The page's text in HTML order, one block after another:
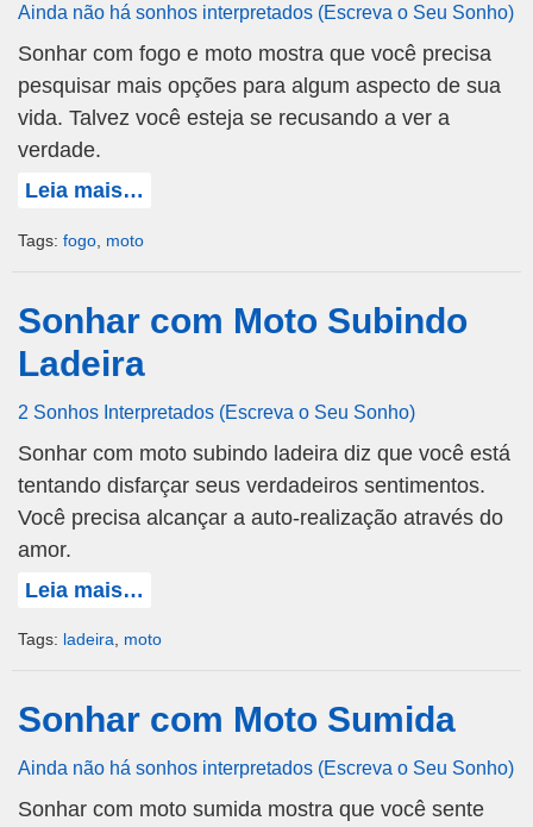
Ainda não há sonhos interpretados (Escreva o Seu Sonho)
Sonhar com fogo e moto mostra que você precisa
pesquisar mais opções para algum aspecto de sua
vida. Talvez você esteja se recusando a ver a
verdade.
Leia mais…
Tags: fogo moto
Sonhar com Moto Subindo
Ladeira
2 Sonhos Interpretados (Escreva o Seu Sonho)
Sonhar com moto subindo ladeira diz que você está
tentando disfarçar seus verdadeiros sentimentos.
Você precisa alcançar a auto-realização através do
amor.
Leia mais…
Tags: ladeira moto
Sonhar com Moto Sumida
Ainda não há sonhos interpretados (Escreva o Seu Sonho)
Sonhar com moto sumida mostra que você sente